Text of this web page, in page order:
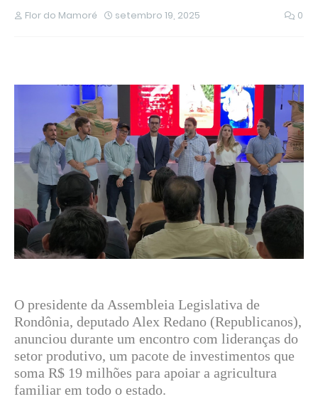
Flor do Mamoré setembro 19, 2025 0
O presidente da Assembleia Legislativa de
Rondônia, deputado Alex Redano (Republicanos),
anunciou durante um encontro com lideranças do
setor produtivo, um pacote de investimentos que
soma R$ 19 milhões para apoiar a agricultura
familiar em todo o estado.